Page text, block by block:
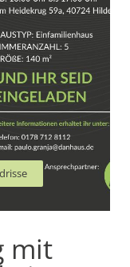
mit